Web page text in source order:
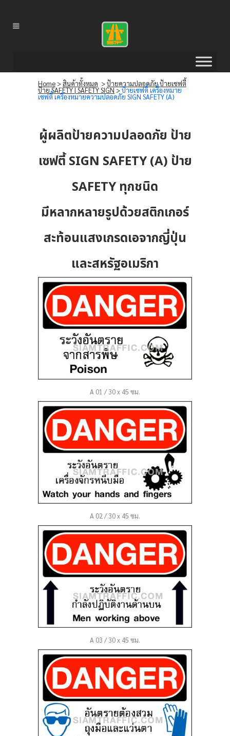
Home >สินค้าทั้งหมด >ป้ายความปลอดภัย ป้ายเซฟตี้
ป้าย SAFETY | SAFETY SIGN>ป้ายเซฟตี้ เครื่องหมาย
เซฟตี้ เครื่องหมายความปลอดภัย SIGN SAFETY (A)
ผู้ผลิตป้ายความปลอดภัย ป้าย
เซฟตี้ SIGN SAFETY (A) ป้าย
SAFETY ทุกชนิด
มีหลากหลายรูปด้วยสติกเกอร์
สะท้อนแสงเกรดเอจากญี่ปุ่น
และสหรัฐอเมริกา
A 01 / 30 x 45 ซม.
A 02 / 30 x 45 ซม.
A 03 / 30 x 45 ซม.